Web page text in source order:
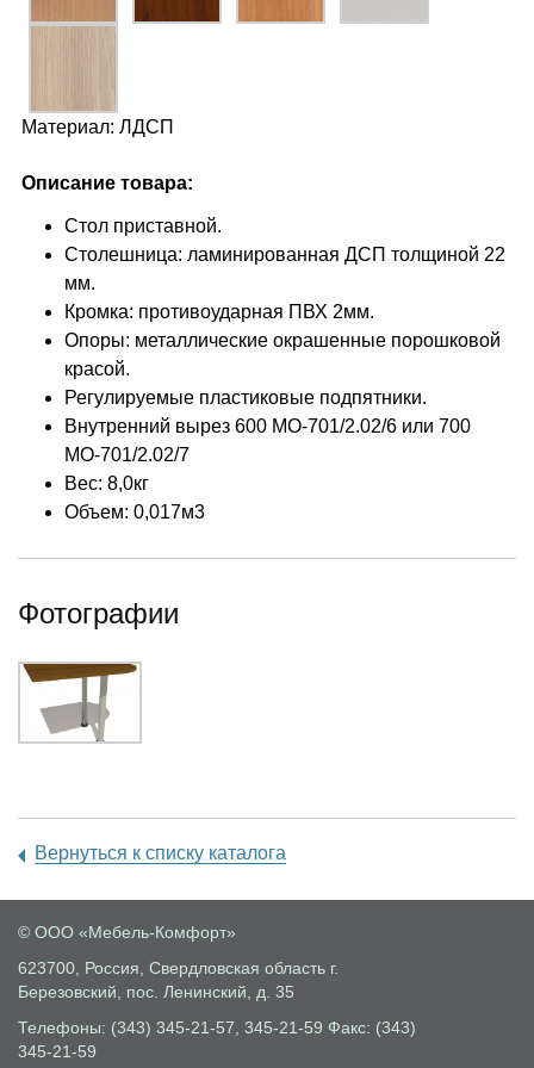
Материал: ЛДСП
Описание товара:
Стол приставной.
Столешница: ламинированная ДСП толщиной 22
мм.
Кромка: противоударная ПВХ 2мм.
Опоры: металлические окрашенные порошковой
красой.
Регулируемые пластиковые подпятники.
Внутренний вырез 600 МО-701/2.02/6 или 700
МО-701/2.02/7
Вес: 8,0кг
Объем: 0,017м3
Фотографии
Вернуться к списку каталога
© ООО «Мебель-Комфорт»
623700, Россия, Свердловская область г.
Березовский, пос. Ленинский, д. 35
Телефоны: (343) 345-21-57, 345-21-59 Факс: (343)
345-21-59